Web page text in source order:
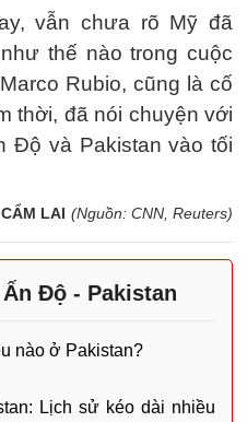
vẫn chưa rõ Mỹ đã
thế nào trong cuộc
Rubio, cũng là cố
thời, đã nói chuyện với
Độ và Pakistan vào tối
CẨM LAI (Nguồn: CNN, Reuters)
Độ - Pakistan
nào ở Pakistan?
Lịch sử kéo dài nhiều